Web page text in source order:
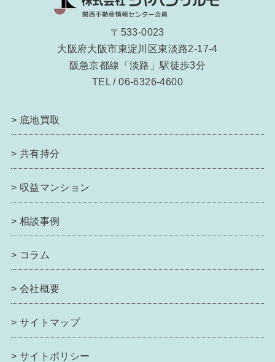
〒533-0023
大阪府大阪市東淀川区東淡路2-17-4
阪急京都線「淡路」駅徒歩3分
TEL / 06-6326-4600
> 底地買取
> 共有持分
> 収益マンション
> 相談事例
> コラム
> 会社概要
> サイトマップ
> サイトポリシー